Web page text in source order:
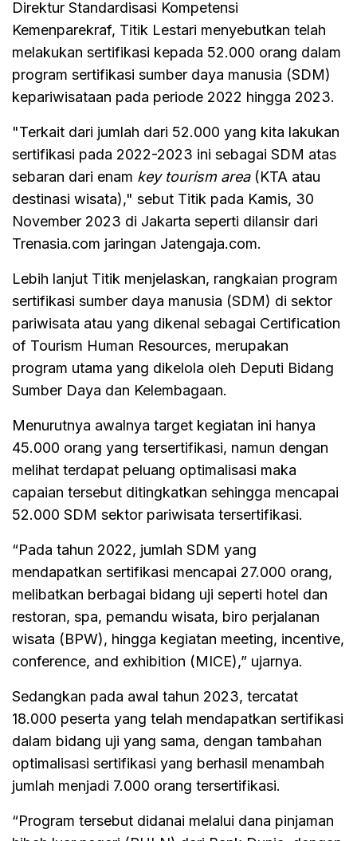
Direktur Standardisasi Kompetensi
Kemenparekraf, Titik Lestari menyebutkan telah
melakukan sertifikasi kepada 52.000 orang dalam
program sertifikasi sumber daya manusia (SDM)
kepariwisataan pada periode 2022 hingga 2023.
"Terkait dari jumlah dari 52.000 yang kita lakukan
sertifikasi pada 2022-2023 ini sebagai SDM atas
sebaran dari enam key tourism area(KTA atau
destinasi wisata)," sebut Titik pada Kamis, 30
November 2023 di Jakarta seperti dilansir dari
Trenasia.com jaringan Jatengaja.com.
Lebih lanjut Titik menjelaskan, rangkaian program
sertifikasi sumber daya manusia (SDM) di sektor
pariwisata atau yang dikenal sebagai Certification
of Tourism Human Resources, merupakan
program utama yang dikelola oleh Deputi Bidang
Sumber Daya dan Kelembagaan.
Menurutnya awalnya target kegiatan ini hanya
45.000 orang yang tersertifikasi, namun dengan
melihat terdapat peluang optimalisasi maka
capaian tersebut ditingkatkan sehingga mencapai
52.000 SDM sektor pariwisata tersertifikasi.
“Pada tahun 2022, jumlah SDM yang
mendapatkan sertifikasi mencapai 27.000 orang,
melibatkan berbagai bidang uji seperti hotel dan
restoran, spa, pemandu wisata, biro perjalanan
wisata (BPW), hingga kegiatan meeting, incentive,
conference, and exhibition (MICE),” ujarnya.
Sedangkan pada awal tahun 2023, tercatat
18.000 peserta yang telah mendapatkan sertifikasi
dalam bidang uji yang sama, dengan tambahan
optimalisasi sertifikasi yang berhasil menambah
jumlah menjadi 7.000 orang tersertifikasi.
“Program tersebut didanai melalui dana pinjaman